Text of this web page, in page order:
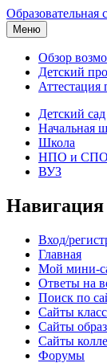
Образовательная
Меню
Обзор
Детский
Аттестация
Детский сад
Начальная
Школа
НПО и СПО
ВУЗ
Навигация
Вход/
Главная
Мой мини-
Ответы на
Поиск по
Сайты
Сайты
Сайты
Форумы